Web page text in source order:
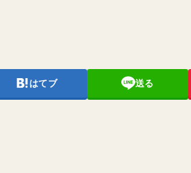
はてブ 送る